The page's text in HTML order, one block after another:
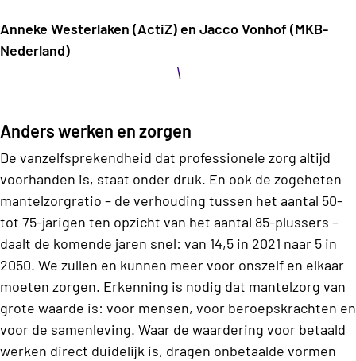
Anneke Westerlaken (ActiZ) en Jacco Vonhof (MKB-
Nederland)
\
Anders werken en zorgen
De vanzelfsprekendheid dat professionele zorg altijd
voorhanden is, staat onder druk. En ook de zogeheten
mantelzorgratio – de verhouding tussen het aantal 50-
tot 75-jarigen ten opzicht van het aantal 85-plussers –
daalt de komende jaren snel: van 14,5 in 2021 naar 5 in
2050. We zullen en kunnen meer voor onszelf en elkaar
moeten zorgen. Erkenning is nodig dat mantelzorg van
grote waarde is: voor mensen, voor beroepskrachten en
voor de samenleving. Waar de waardering voor betaald
werken direct duidelijk is, dragen onbetaalde vormen